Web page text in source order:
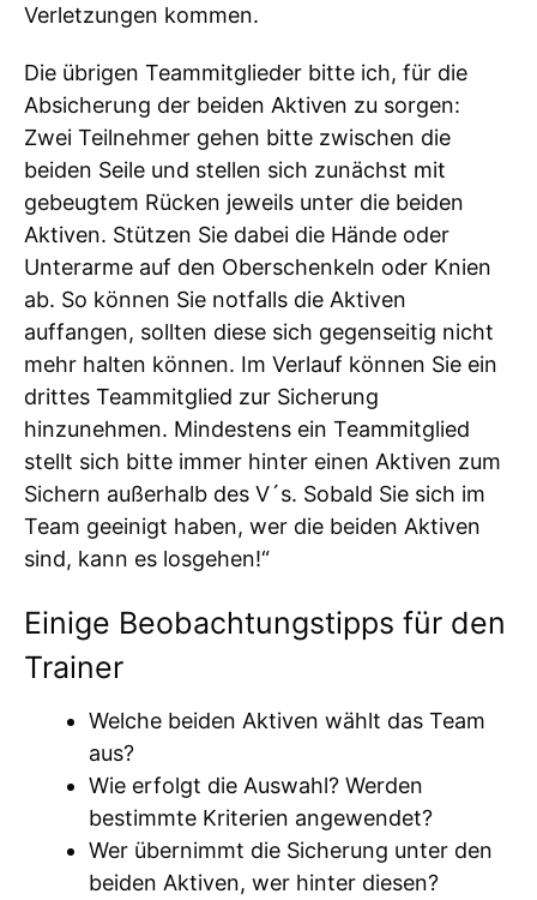
Verletzungen kommen.
Die übrigen Teammitglieder bitte ich, für die
Absicherung der beiden Aktiven zu sorgen:
Zwei Teilnehmer gehen bitte zwischen die
beiden Seile und stellen sich zunächst mit
gebeugtem Rücken jeweils unter die beiden
Aktiven. Stützen Sie dabei die Hände oder
Unterarme auf den Oberschenkeln oder Knien
ab. So können Sie notfalls die Aktiven
auffangen, sollten diese sich gegenseitig nicht
mehr halten können. Im Verlauf können Sie ein
drittes Teammitglied zur Sicherung
hinzunehmen. Mindestens ein Teammitglied
stellt sich bitte immer hinter einen Aktiven zum
Sichern außerhalb des V´s. Sobald Sie sich im
Team geeinigt haben, wer die beiden Aktiven
sind, kann es losgehen!“
Einige Beobachtungstipps für den
Trainer
Welche beiden Aktiven wählt das Team
aus?
Wie erfolgt die Auswahl? Werden
bestimmte Kriterien angewendet?
Wer übernimmt die Sicherung unter den
beiden Aktiven, wer hinter diesen?